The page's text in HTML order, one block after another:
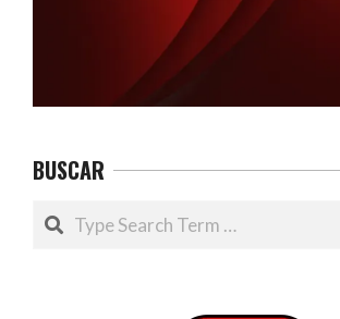
BUSCAR
Search